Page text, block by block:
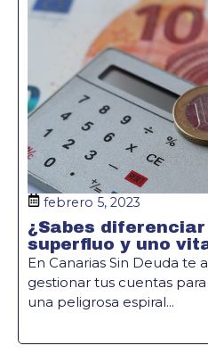
febrero 5, 2023
¿Sabes
superfluo y uno
En Canarias Sin Deuda te
gestionar tus cuentas
una peligrosa espiral...